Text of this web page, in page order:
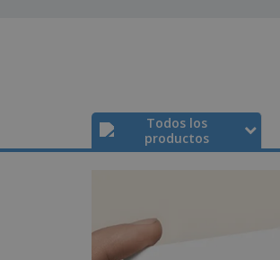
Todos los
productos